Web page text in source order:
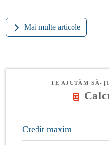
Mai multe articole
TE AJUTĂM SĂ-
Credit maxim